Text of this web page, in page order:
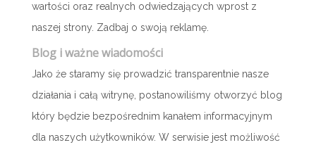
wartości oraz realnych odwiedzających wprost z
naszej strony. Zadbaj o swoją reklamę.
Blog i ważne wiadomości
Jako że staramy się prowadzić transparentnie nasze
działania i całą witrynę, postanowiliśmy otworzyć blog
który będzie bezpośrednim kanałem informacyjnym
dla naszych użytkowników. W serwisie jest możliwość